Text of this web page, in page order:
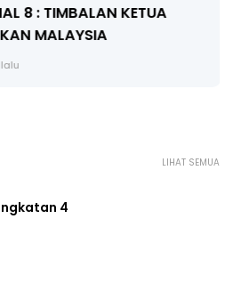
8 : TIMBALAN KETUA
MALAYSIA
LIHAT SEMUA
4